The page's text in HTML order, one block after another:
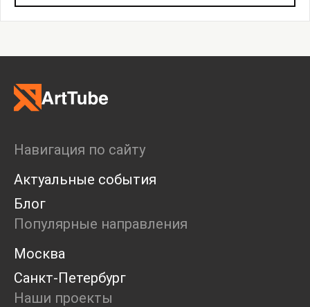
Дискуссия
Пост-релиз
Пресс-конференция
Ярмарка
Open call
Экскурсия
Дискуссия
Cosmoscow 2024
Blazar 2024
Встречи
Круглый стол
Навигация по сайту
Актуальные события
Блог
Популярные направления
Москва
Санкт-Петербург
Наши проекты